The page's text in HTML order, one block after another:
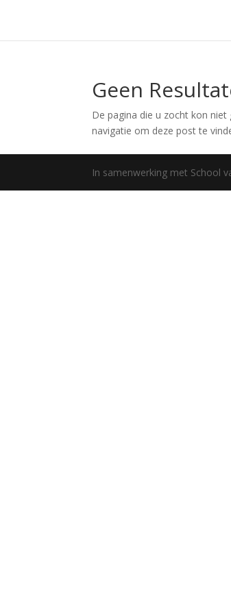
Geen
De pagina die u zocht kon
navigatie om deze post te
In samenwerking met School